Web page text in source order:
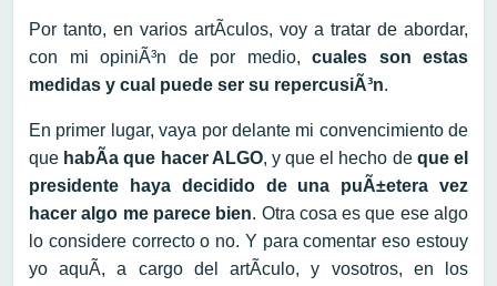
Por tanto, en varios artÃ­culos, voy a tratar de abordar,
con mi opiniÃ³n de por medio, cuales son estas
medidas y cual puede ser su repercusiÃ³n.
En primer lugar, vaya por delante mi convencimiento de
que habÃ­a que hacer ALGO, y que el hecho de que el
presidente haya decidido de una puÃ±etera vez
hacer algo me parece bien. Otra cosa es que ese algo
lo considere correcto o no. Y para comentar eso estouy
yo aquÃ­, a cargo del artÃ­culo, y vosotros, en los